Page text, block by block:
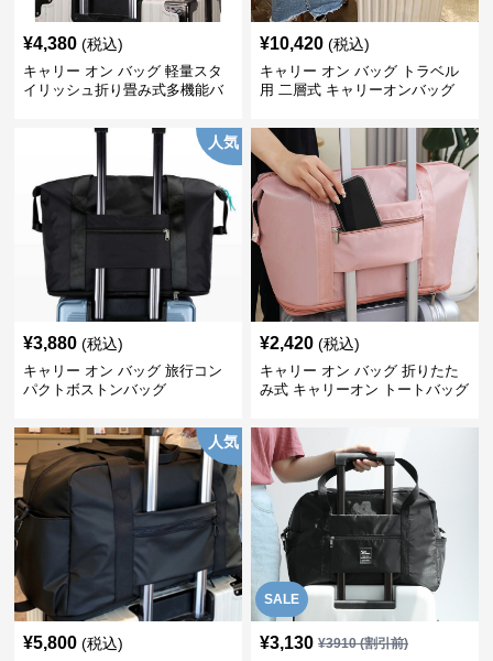
¥4,380 (税込)
キャリー オン バッグ 軽量スタ
イリッシュ折り畳み式多機能バ
¥10,420 (税込)
キャリー オン バッグ トラベル
用 二層式 キャリーオンバッグ
人気
¥3,880 (税込)
キャリー オン バッグ 旅行コン
パクトボストンバッグ
¥2,420 (税込)
キャリー オン バッグ 折りたた
み式 キャリーオン トートバッグ
人気
¥5,800 (税込)
SALE
¥3,130 ¥3910(割引前)